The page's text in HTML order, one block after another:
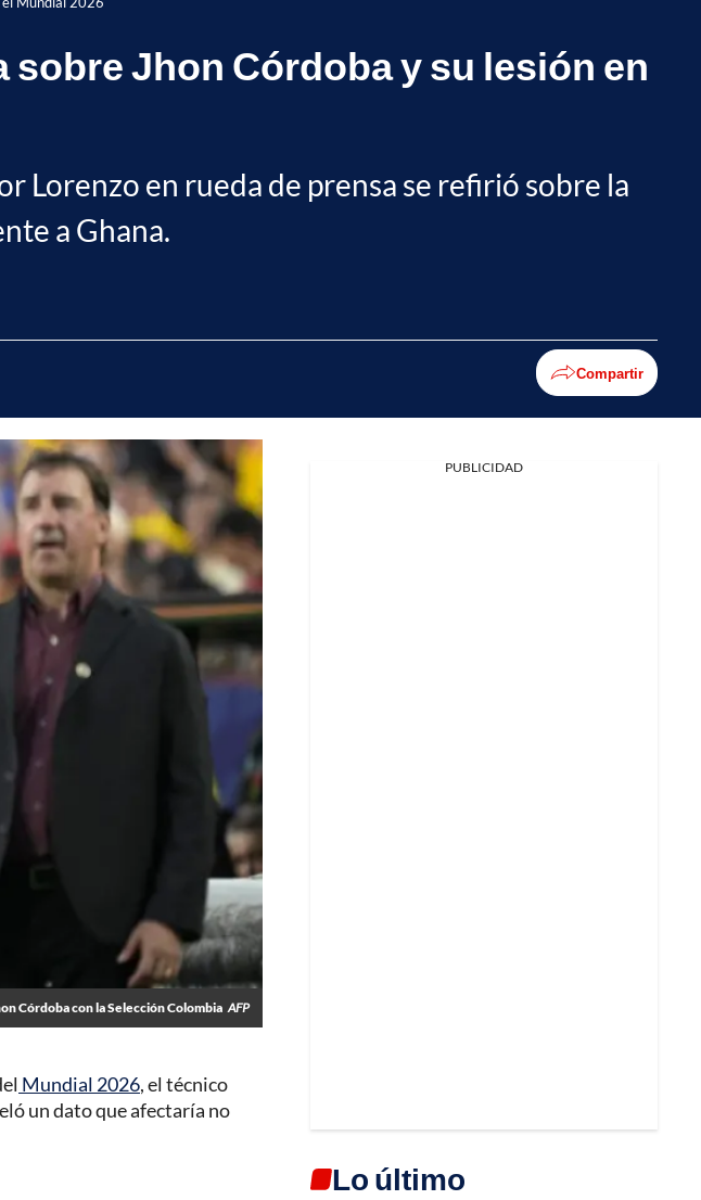
Jhon Córdoba y su lesión en
Lorenzo en rueda de prensa se refirió sobre la
a Ghana.
Compartir
Córdoba con la Selección Colombia AFP
Mundial 2026, el técnico
un dato que afectaría no
PUBLICIDAD
Lo último